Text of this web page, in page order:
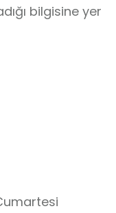
bilgisine yer